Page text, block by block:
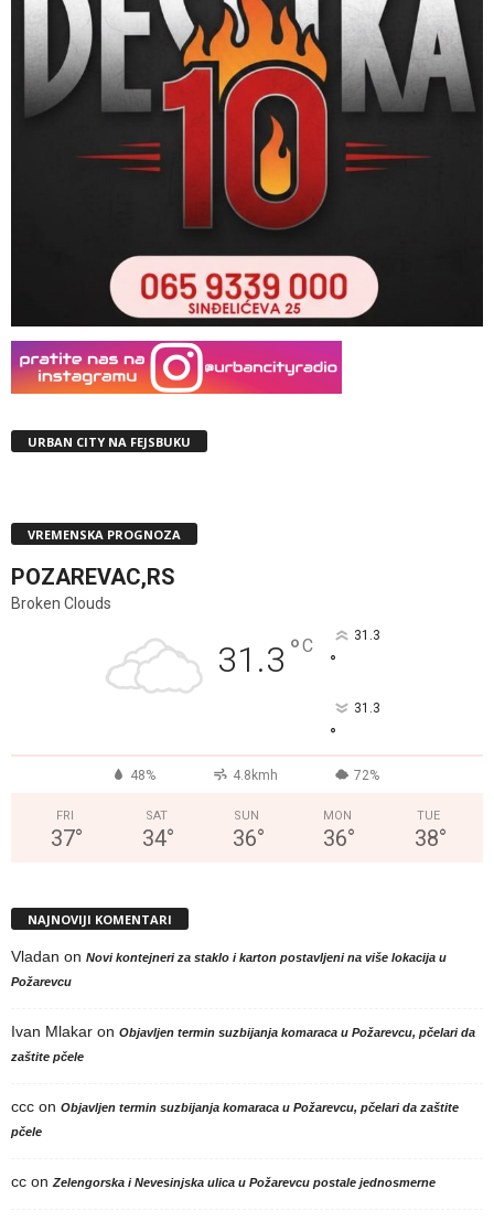
URBAN CITY NA FEJSBUKU
VREMENSKA PROGNOZA
POZAREVAC,RS
Broken Clouds
31.3 °C 31.3
°
31.3
°
48% 4.8kmh 72%
FRI
37°
SAT
34°
SUN
36°
MON
36°
TUE
38°
NAJNOVIJI KOMENTARI
Vladan on Novi kontejneri za staklo i karton postavljeni na više lokacija u
Požarevcu
Ivan Mlakar on Objavljen termin suzbijanja komaraca u Požarevcu, pčelari da
zaštite pčele
ccc on Objavljen termin suzbijanja komaraca u Požarevcu, pčelari da zaštite
pčele
cc on Zelengorska i Nevesinjska ulica u Požarevcu postale jednosmerne